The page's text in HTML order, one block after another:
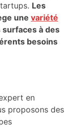
Les
une variété
à des
besoins
en
proposons des